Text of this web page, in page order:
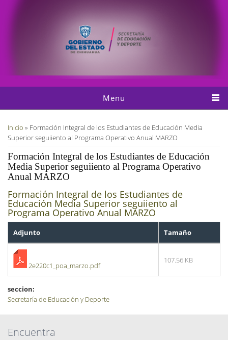
Menu
Usted está aquí
Inicio » Formación Integral de los Estudiantes de Educación Media
Superior seguiiento al Programa Operativo Anual MARZO
Formación Integral de los Estudiantes de Educación
Media Superior seguiiento al Programa Operativo
Anual MARZO
Formación Integral de los Estudiantes de
Educación Media Superior seguiiento al
Programa Operativo Anual MARZO
Adjunto Tamaño
2e220c1_poa_marzo.pdf
107.56 KB
seccion:
Secretaría de Educación y Deporte
Encuentra